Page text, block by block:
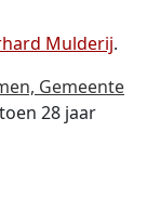
Mulderij.
Gemeente
28 jaar